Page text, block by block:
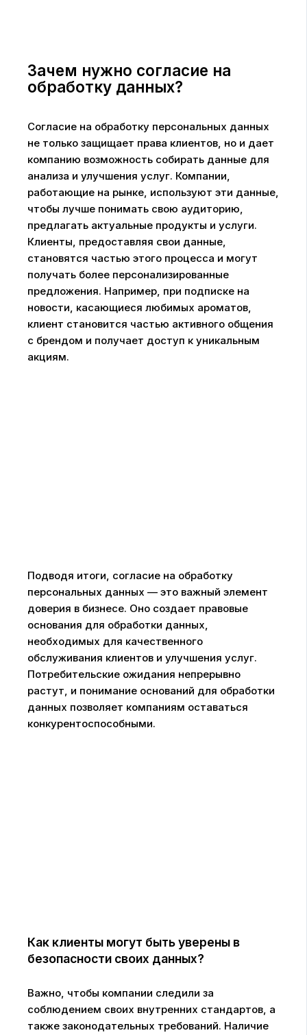
Зачем нужно согласие на
обработку данных?
Согласие на обработку персональных данных
не только защищает права клиентов, но и дает
компанию возможность собирать данные для
анализа и улучшения услуг. Компании,
работающие на рынке, используют эти данные,
чтобы лучше понимать свою аудиторию,
предлагать актуальные продукты и услуги.
Клиенты, предоставляя свои данные,
становятся частью этого процесса и могут
получать более персонализированные
предложения. Например, при подписке на
новости, касающиеся любимых ароматов,
клиент становится частью активного общения
с брендом и получает доступ к уникальным
акциям.
Подводя итоги, согласие на обработку
персональных данных — это важный элемент
доверия в бизнесе. Оно создает правовые
основания для обработки данных,
необходимых для качественного
обслуживания клиентов и улучшения услуг.
Потребительские ожидания непрерывно
растут, и понимание оснований для обработки
данных позволяет компаниям оставаться
конкурентоспособными.
Как клиенты могут быть уверены в
безопасности своих данных?
Важно, чтобы компании следили за
соблюдением своих внутренних стандартов, а
также законодательных требований. Наличие